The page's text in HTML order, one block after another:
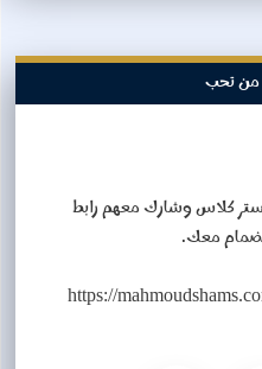
تحب
كلاس وشارك معهم رابط
معك.
https://